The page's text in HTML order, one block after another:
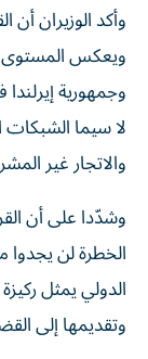
وأكد الوزيران أن
ويعكس المستوى
وجمهورية
لا سيما الشبكات
والاتجار غير
وشدّدا على أن
الخطرة لن يجدوا
الدولي يمثل
وتقديمها إلى